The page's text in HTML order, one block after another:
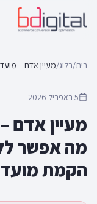
בית/בלוג/
5 באפריל 2026
מה אפשר
הקמת